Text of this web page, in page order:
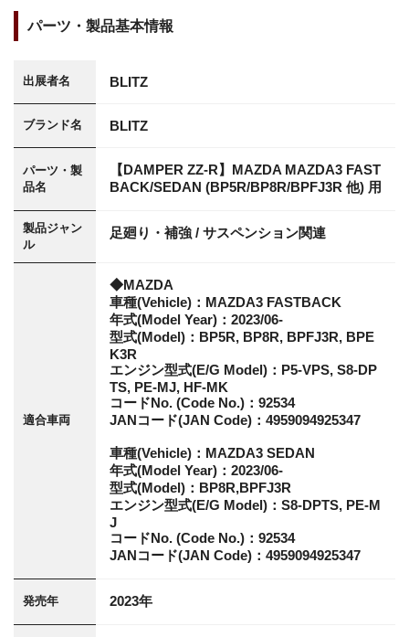
パーツ・製品基本情報
出展者名 BLITZ
ブランド名 BLITZ
パーツ・製
品名
【DAMPER ZZ-R】MAZDA MAZDA3 FAST
BACK/SEDAN (BP5R/BP8R/BPFJ3R 他) 用
製品ジャン
ル
足廻り・補強 / サスペンション関連
適合車両
◆MAZDA
車種(Vehicle)：MAZDA3 FASTBACK
年式(Model Year)：2023/06-
型式(Model)：BP5R, BP8R, BPFJ3R, BPE
K3R
エンジン型式(E/G Model)：P5-VPS, S8-DP
TS, PE-MJ, HF-MK
コードNo. (Code No.)：92534
JANコード(JAN Code)：4959094925347
車種(Vehicle)：MAZDA3 SEDAN
年式(Model Year)：2023/06-
型式(Model)：BP8R,BPFJ3R
エンジン型式(E/G Model)：S8-DPTS, PE-M
J
コードNo. (Code No.)：92534
JANコード(JAN Code)：4959094925347
発売年 2023年